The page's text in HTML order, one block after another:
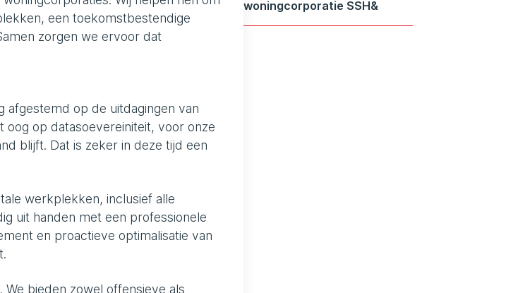
een toekomstbestendige
zorgen we ervoor dat
op de uitdagingen van
op datasoevereiniteit, voor onze
blijft. Dat is zeker in deze tijd een
werkplekken, inclusief alle
uit handen met een professionele
en proactieve optimalisatie van
bieden zowel offensieve als
woningcorporatie SSH&